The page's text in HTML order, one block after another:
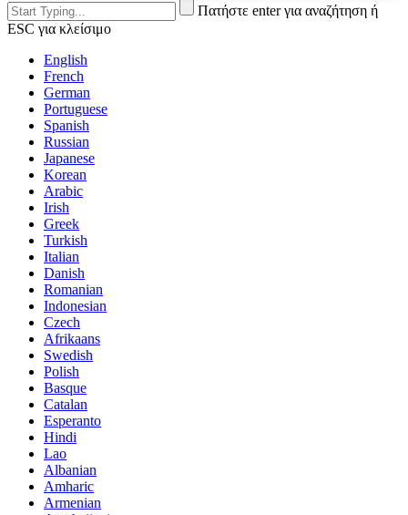
Πατήστε enter για αναζήτηση ή
ESC για κλείσιμο
English
French
German
Portuguese
Spanish
Russian
Japanese
Korean
Arabic
Irish
Greek
Turkish
Italian
Danish
Romanian
Indonesian
Czech
Afrikaans
Swedish
Polish
Basque
Catalan
Esperanto
Hindi
Lao
Albanian
Amharic
Armenian